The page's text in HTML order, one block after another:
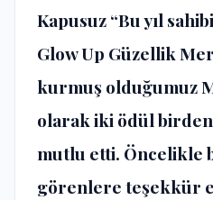
Kapusuz “Bu yıl
Glow Up Güzellik
kurmuş olduğumuz
olarak iki ödül
mutlu etti. Öncelikle
görenlere teşekkür